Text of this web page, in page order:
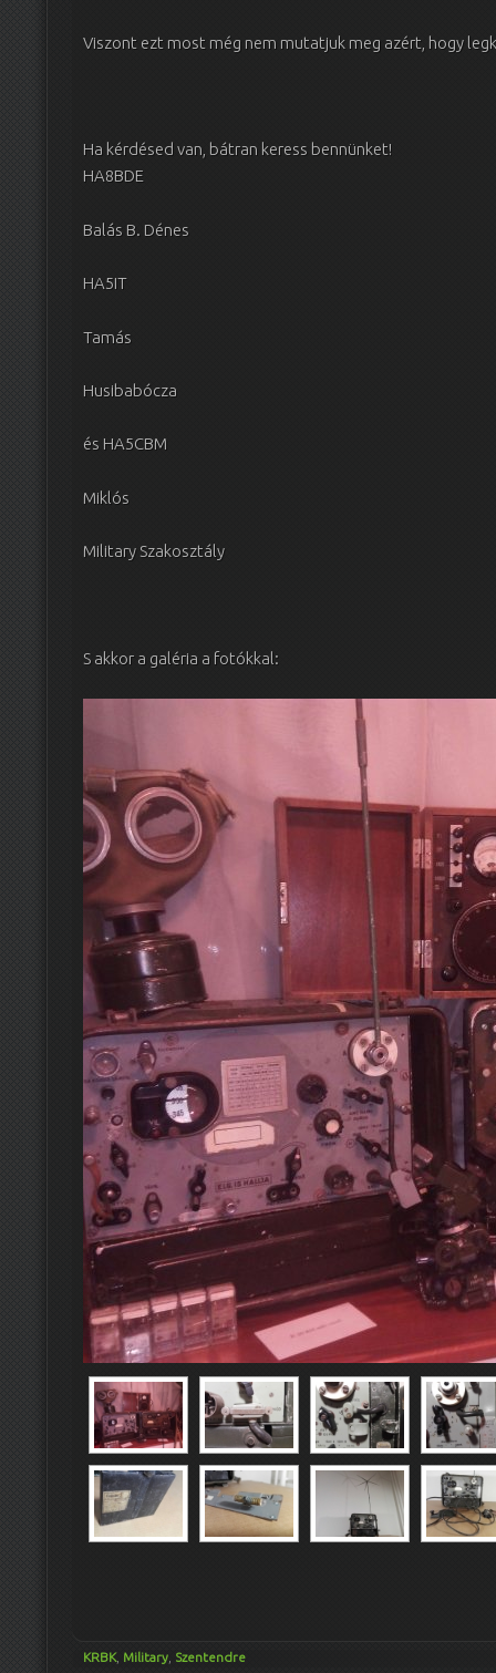
Viszont ezt most még nem mutatjuk meg azért, hogy
Ha kérdésed van, bátran keress bennünket!
HA8BDE
Balás B. Dénes
HA5IT
Tamás
Husibabócza
és HA5CBM
Miklós
Military Szakosztály
S akkor a galéria a fotókkal:
KRBK, Military Szentendre